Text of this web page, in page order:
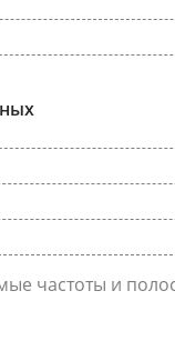
частоты и